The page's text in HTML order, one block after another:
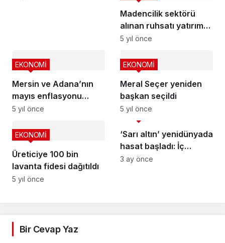
Madencilik sektörü
alınan ruhsatı yatırıma
dönüştürememekten
5 yıl önce
Mersin ve Adana’nın
mayıs enflasyonu
yüzde 16,59
EKONOMİ
5 yıl önce
Meral Seçer yeniden
başkan seçildi
EKONOMİ
5 yıl önce
Üreticiye 100 bin
lavanta fidesi dağıtıldı
EKONOMİ
5 yıl önce
‘Sarı altın’ yenidünyada
hasat başladı: İç
pazara 50-100 TL’ye,
EKONOMİ
3 ay önce
Bir Cevap Yaz